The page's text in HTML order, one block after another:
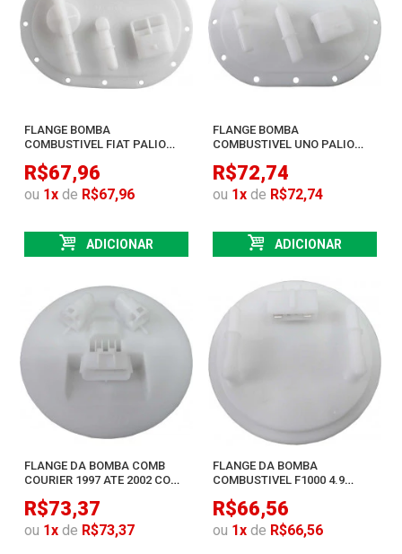
FLANGE BOMBA
COMBUSTIVEL FIAT PALIO
R$67,96
ou 1x de R$67,96
ADICIONAR
FLANGE BOMBA
COMBUSTIVEL UNO PALIO
R$72,74
ou 1x de R$72,74
ADICIONAR
FLANGE DA BOMBA COMB
COURIER 1997 ATE 2002 COM
R$73,37
ou 1x de R$73,37
FLANGE DA BOMBA
COMBUSTIVEL F1000 4.9
R$66,56
ou 1x de R$66,56